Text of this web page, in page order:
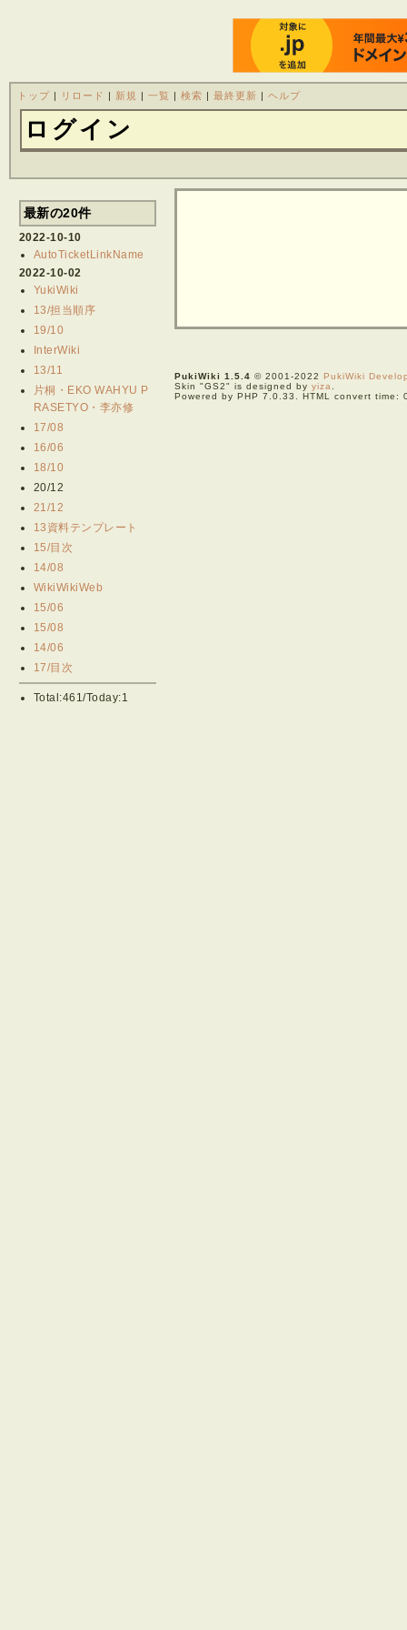
トップ | リロード | 新規 | 一覧 | 検索 | 最終更新 | ヘルプ
ログイン
最新の20件
2022-10-10
AutoTicketLinkName
2022-10-02
YukiWiki
13/担当順序
19/10
InterWiki
13/11
片桐・EKO WAHYU P
RASETYO・李亦修
17/08
16/06
18/10
20/12
21/12
13資料テンプレート
15/目次
14/08
WikiWikiWeb
15/06
15/08
14/06
17/目次
Total:461/Today:1
PukiWiki 1.5.4 © 2001-2022 PukiWiki
Skin "GS2" is designed byyiza
Powered by PHP 7.0.33. HTML convert time: